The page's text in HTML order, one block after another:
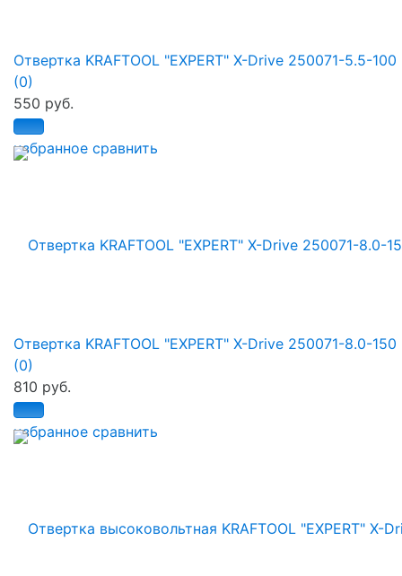
избранное сравнить
Отвертка KRAFTOOL "EXPERT" X-Drive 250071-5.5-100
(0)
550 руб.
избранное сравнить
Отвертка KRAFTOOL "EXPERT" X-Drive 250071-8.0-150
(0)
810 руб.